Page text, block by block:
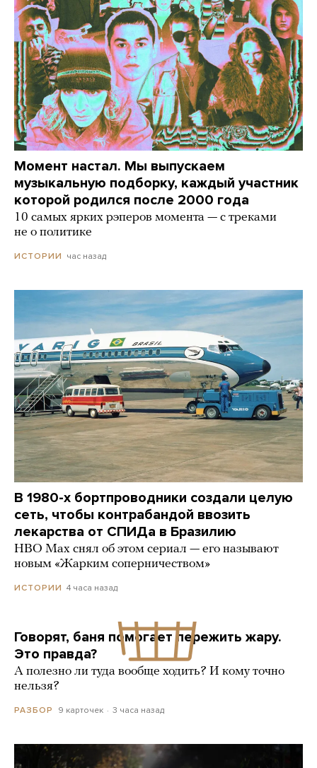
Момент настал. Мы выпускаем
музыкальную подборку, каждый участник
которой родился после 2000 года
10 самых ярких рэперов момента — с треками
не о политике
ИСТОРИИ час назад
В 1980-х бортпроводники создали целую
сеть, чтобы контрабандой ввозить
лекарства от СПИДа в Бразилию
HBO Max снял об этом сериал — его называют
новым «Жарким соперничеством»
ИСТОРИИ 4 часа назад
Говорят, баня помогает пережить жару.
Это правда?
А полезно ли туда вообще ходить? И кому точно
нельзя?
РАЗБОР 9 карточек 3 часа назад